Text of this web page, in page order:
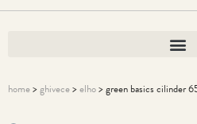
home>ghivece>elho> green basics cilinder